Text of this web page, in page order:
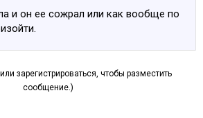
и он ее сожрал или как вообще по
зарегистрироваться, чтобы разместить
сообщение.)